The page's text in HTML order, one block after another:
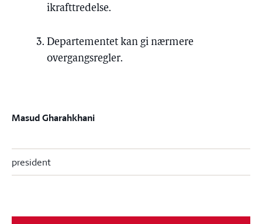
ikrafttredelse.
Departementet kan gi nærmere
overgangsregler.
Masud Gharahkhani
president